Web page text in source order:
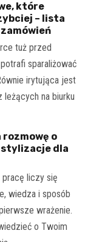
które
– lista
tuż przed
sparaliżować
irytująca jest
leżących na biurku
rozmowę o
stylizacje dla
liczy się
wiedza i sposób
wrażenie.
o Twoim